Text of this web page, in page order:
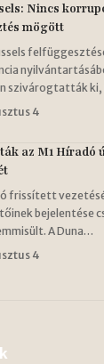
Nincs
mögött
szivárogtatták
4
az M1 Híradó
frissített
bejelentése
A Duna…
4